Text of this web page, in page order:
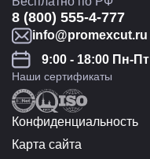
8 (800) 555-4-777
info@promexcut.ru
9:00 - 18:00 Пн-Пт
Наши сертификаты
Конфиденциальность
Карта сайта